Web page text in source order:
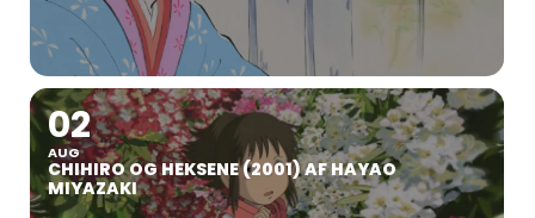
02
AUG
CHIHIRO OG HEKSENE (2001) AF HAYAO
MIYAZAKI